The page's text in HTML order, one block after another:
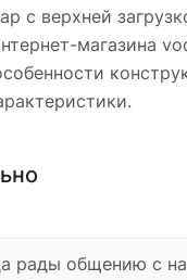
с верхней
магазина
рады общению с